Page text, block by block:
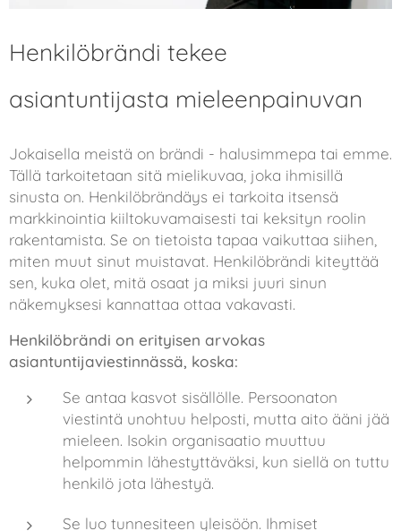
Henkilöbrändi tekee
asiantuntijasta mieleenpainuvan
Jokaisella meistä on brändi - halusimmepa tai emme.
Tällä tarkoitetaan sitä mielikuvaa, joka ihmisillä
sinusta on. Henkilöbrändäys ei tarkoita itsensä
markkinointia kiiltokuvamaisesti tai keksityn roolin
rakentamista. Se on tietoista tapaa vaikuttaa siihen,
miten muut sinut muistavat. Henkilöbrändi kiteyttää
sen, kuka olet, mitä osaat ja miksi juuri sinun
näkemyksesi kannattaa ottaa vakavasti.
Henkilöbrändi on erityisen arvokas
asiantuntijaviestinnässä, koska:
Se antaa kasvot sisällölle. Persoonaton
viestintä unohtuu helposti, mutta aito ääni jää
mieleen. Isokin organisaatio muuttuu
helpommin lähestyttäväksi, kun siellä on tuttu
henkilö jota lähestyä.
Se luo tunnesiteen yleisöön. Ihmiset